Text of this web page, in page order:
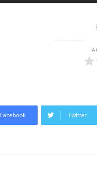
Facebook Twitter